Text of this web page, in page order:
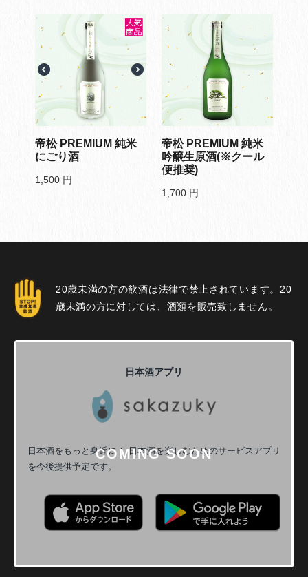
帝松 PREMIUM 純米
にごり酒
1,500 円
帝松 PREMIUM 純米
吟醸生原酒(※クール
便推奨)
1,700 円
20歳未満の方の飲酒は法律で禁止されています。20
歳未満の方に対しては、酒類を販売致しません。
日本酒アプリ
日本酒をもっと身近に！日本酒を楽しむためのサービスアプリ
を今後提供予定です。